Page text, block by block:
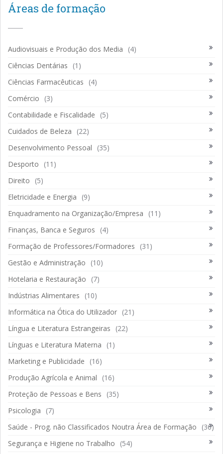
Áreas de formação
Audiovisuais e Produção dos Media
(4)
Ciências Dentárias
(1)
Ciências Farmacêuticas
(4)
Comércio
(3)
Contabilidade e Fiscalidade
(5)
Cuidados de Beleza
(22)
Desenvolvimento Pessoal
(35)
Desporto
(11)
Direito
(5)
Eletricidade e Energia
(9)
Enquadramento na Organização/Empresa
(11)
Finanças, Banca e Seguros
(4)
Formação de Professores/Formadores
(31)
Gestão e Administração
(10)
Hotelaria e Restauração
(7)
Indústrias Alimentares
(10)
Informática na Ótica do Utilizador (21)
Língua e Literatura Estrangeiras
(22)
Línguas e Literatura Materna
(1)
Marketing e Publicidade
(16)
Produção Agrícola e Animal
(16)
Proteção de Pessoas e Bens
(35)
Psicologia
(7)
Saúde - Prog. não Classificados Noutra Área de Formação
(36)
Segurança e Higiene no Trabalho
(54)